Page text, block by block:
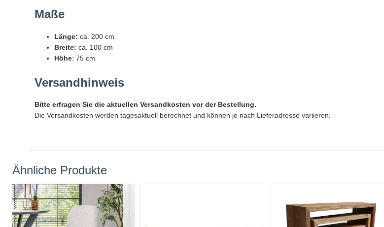
Maße
Länge: ca. 200 cm
Breite: ca. 100 cm
Höhe: 75 cm
Versandhinweis
Bitte erfragen Sie die aktuellen Versandkosten vor der Bestellung.
Die Versandkosten werden tagesaktuell berechnet und können je nach Lieferadresse variieren.
Ähnliche Produkte